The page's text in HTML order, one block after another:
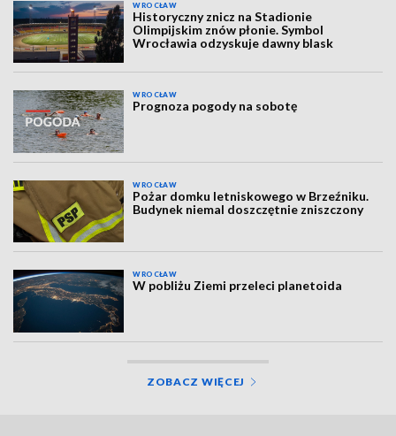
WROCŁAW
Historyczny znicz na Stadionie
Olimpijskim znów płonie. Symbol
Wrocławia odzyskuje dawny blask
WROCŁAW
Prognoza pogody na sobotę
WROCŁAW
Pożar domku letniskowego w Brzeźniku.
Budynek niemal doszczętnie zniszczony
WROCŁAW
W pobliżu Ziemi przeleci planetoida
ZOBACZ WIĘCEJ